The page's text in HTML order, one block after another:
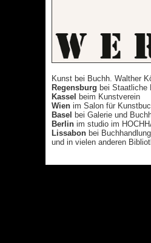
Kunst bei Buchh. Walther
Regensburg bei Staatliche
Kassel
beim Kunstverein
Wien im Salon für
Basel
bei Galerie und
Berlin im studio im
Lissabon bei
und in vielen anderen